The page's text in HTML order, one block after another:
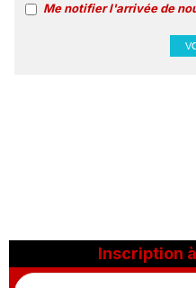
Me notifier l'arrivée de
Inscription